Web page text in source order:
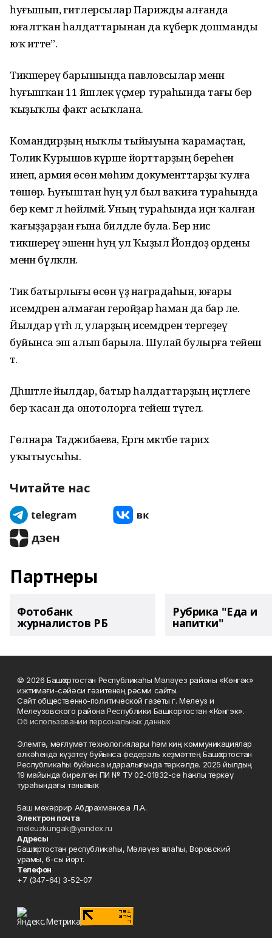
һуғышып, гитлерсылар Парижды алғанда
юғалтҡан һалдаттарынан да күберәк дошманды
юҡ итте”.
Тикшереү барышында павловсылар менән
һуғышҡан 11 йәшлек үҫмер тураһында тағы бер
ҡыҙыҡлы факт асыҡлана.
Командирҙың ныҡлы тыйыуына ҡарамаҫтан,
Толик Курышов күрше йорттарҙың береһенә
инеп, армия өсөн мөһим документтарҙы ҡулға
төшөрә. Һуғыштан һуң ул был ваҡиға тураһында
бер кемгә лә һөйләмәй. Уның тураһында иҫән ҡалған
ҡағыҙҙарҙан ғына билдәле була. Бер нисә
тикшереү эшенән һуң ул Ҡыҙыл Йондоҙ ордены
менән бүләкләнә.
Тик батырлығы өсөн үҙ наградаһын, юғары
исемдәрен алмаған геройҙар һаман да бар әле.
Йылдар үтһә лә, уларҙың исемдәрен тергеҙеү
буйынса эш алып барыла. Шулай булырға тейеш
тә.
Дәһшәтле йылдар, батыр һалдаттарҙың иҫтәлеге
бер ҡасан да онотолорға тейеш түгел.
Гөлнара Таджибаева, Ергән мәктәбе тарих
уҡытыусыһы.
Читайте нас
Партнеры
Фотобанк
журналистов РБ
Рубрика "Еда и
напитки"
© 2026 Башҡортостан Республикаһы Мәләүез районы «Көнгәк»
ижтимағи-сәйәси гәзитенең рәсми сайты.
Сайт общественно-политической газеты г. Мелеуз и
Мелеузовского района Республики Башкортостан «Конгэк».
Об использовании персональных данных
Элемтә, мәғлүмәт технологиялары һәм киң коммуникациялар
өлкәһендә күҙәтеү буйынса федераль хеҙмәттең Башҡортостан
Республикаһы буйынса идаралығында теркәлде. 2025 йылдың
19 майында бирелгән ПИ № ТУ 02-01832-се һанлы теркәү
тураһындағы таныҡлыҡ.
Баш мөхәррир Абдрахманова Л.А.
Электрон почта
meleuzkungak@yandex.ru
Адресы
Башҡортостан республикаһы, Мәләүез ҡалаһы, Воровский
урамы, 6-сы йорт.
Телефон
+7 (347-64) 3-52-07